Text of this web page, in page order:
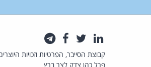
לינקדאין
טוויטרפייסבוק
קבוצת הסייבר, הפרטיות וזכויות
פרל כהן צדק לצר ברץ